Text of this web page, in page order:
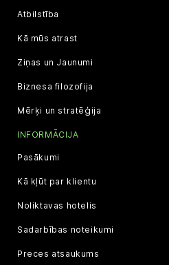
Atbilstība
Kā mūs atrast
Ziņas un Jaunumi
Biznesa filozofija
Mērķi un stratēģija
INFORMĀCIJA
Pasākumi
Kā kļūt par klientu
Noliktavas hotelis
Sadarbības noteikumi
Preces atsaukums